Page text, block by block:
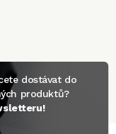
dostávat do
produktů?